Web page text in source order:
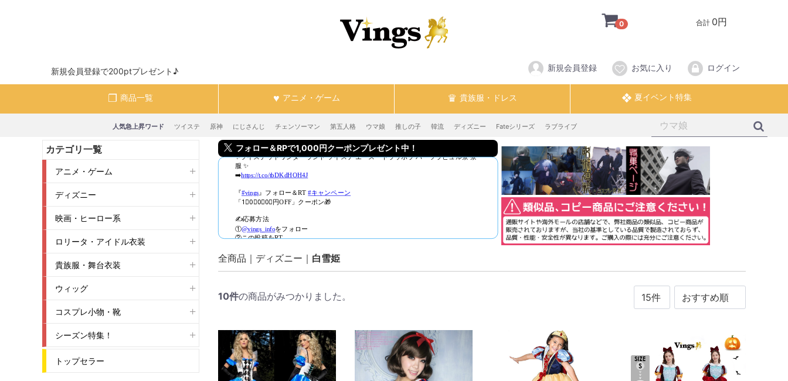
新規会員登録で200ptプレゼント♪
0 合計 0円
新規会員登録 お気に入り ログイン
商品一覧 アニメ・ゲーム 貴族服・ドレス
人気急上昇ワード ツイステ 原神 にじさんじ チェンソーマン 第五人格 ウマ娘 推しの子 韓流 ディズニー Fateシリーズ ラブライブ
カテゴリ一覧
アニメ・ゲーム
ディズニー
映画・ヒーロー系
ロリータ・アイドル衣装
貴族服・舞台衣装
ウィッグ
コスプレ小物・靴
シーズン特集！
トップセラー
フォロー＆RPで1,000円クーポンプレゼント中！
全商品 ディズニー 白雪姫
10件の商品がみつかりました。